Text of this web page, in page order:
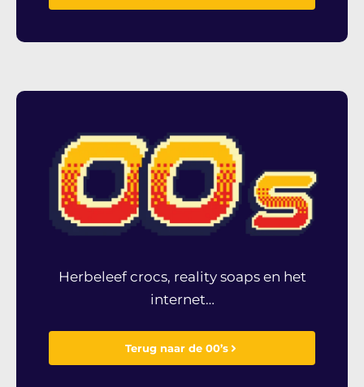
Herbeleef crocs, reality soaps en het
internet…
Terug naar de 00’s